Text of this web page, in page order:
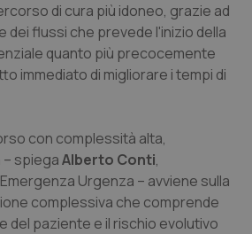
di cura più idoneo, grazie ad
dei flussi che prevede l'inizio della
quanto più precocemente
immediato di migliorare i tempi di
con complessità alta,
spiegaAlberto Conti,
Urgenza – avviene sulla
complessiva che comprende
del paziente e il rischio evolutivo